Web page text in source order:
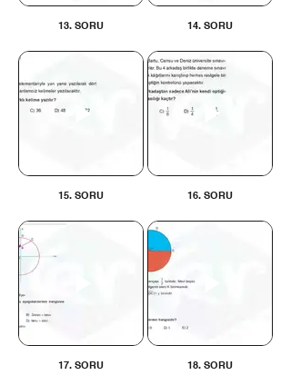
13. SORU 14. SORU
15. SORU 16. SORU
17. SORU 18. SORU